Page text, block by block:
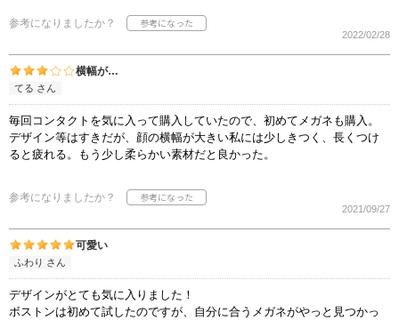
参考になりましたか？
2022/02/28
横幅が…
てる さん
毎回コンタクトを気に入って購入していたので、初めてメガネも購入。
デザイン等はすきだが、顔の横幅が大きい私には少しきつく、長くつけ
ると疲れる。もう少し柔らかい素材だと良かった。
参考になりましたか？
2021/09/27
可愛い
ふわり さん
デザインがとても気に入りました！
ボストンは初めて試したのですが、自分に合うメガネがやっと見つかっ